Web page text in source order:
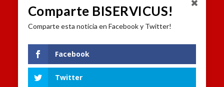
Política de cookies
Contacto
Formulario de contacto
Comparte BISERVICUS!
Comparte esta noticia en Facebook y Twitter!
Facebook
Twitter